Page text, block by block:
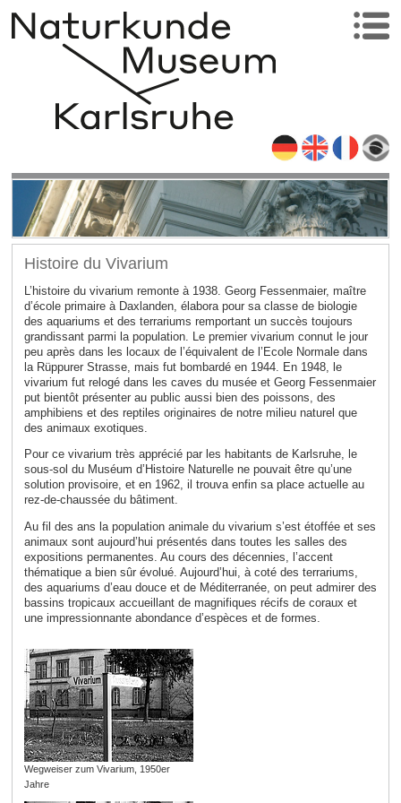
Histoire du Vivarium
L’histoire du vivarium remonte à 1938. Georg Fessenmaier, maître
d’école primaire à Daxlanden, élabora pour sa classe de biologie
des aquariums et des terrariums remportant un succès toujours
grandissant parmi la population. Le premier vivarium connut le jour
peu après dans les locaux de l’équivalent de l’Ecole Normale dans
la Rüppurer Strasse, mais fut bombardé en 1944. En 1948, le
vivarium fut relogé dans les caves du musée et Georg Fessenmaier
put bientôt présenter au public aussi bien des poissons, des
amphibiens et des reptiles originaires de notre milieu naturel que
des animaux exotiques.
Pour ce vivarium très apprécié par les habitants de Karlsruhe, le
sous-sol du Muséum d’Histoire Naturelle ne pouvait être qu’une
solution provisoire, et en 1962, il trouva enfin sa place actuelle au
rez-de-chaussée du bâtiment.
Au fil des ans la population animale du vivarium s’est étoffée et ses
animaux sont aujourd’hui présentés dans toutes les salles des
expositions permanentes. Au cours des décennies, l’accent
thématique a bien sûr évolué. Aujourd’hui, à coté des terrariums,
des aquariums d’eau douce et de Méditerranée, on peut admirer des
bassins tropicaux accueillant de magnifiques récifs de coraux et
une impressionnante abondance d’espèces et de formes.
Wegweiser zum Vivarium, 1950er
Jahre